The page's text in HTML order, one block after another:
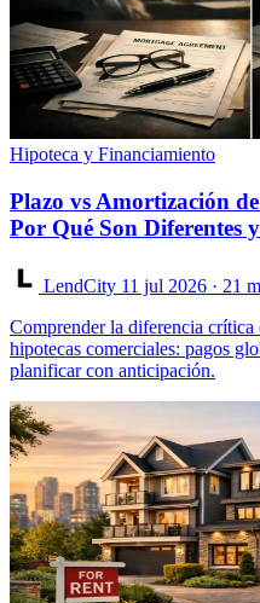
Hipoteca y Financiamiento
Plazo vs Amortización
Por Qué Son Diferentes
LendCity 11 jul 2026 · 21
Comprender la diferencia
hipotecas comerciales: pagos
planificar con anticipación.